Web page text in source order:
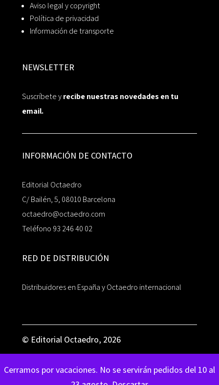
Cerramos por vacaciones. No se servirán pedidos del 10 al
Aviso legal y copyright
Política de privacidad
Información de transporte
NEWSLETTER
Suscríbete yrecibe nuestras novedades en tu
email.
INFORMACIÓN DE CONTACTO
Editorial Octaedro
C/ Bailén, 5, 08010 Barcelona
octaedro@octaedro.com
Teléfono 93 246 40 02
RED DE DISTRIBUCIÓN
Distribuidores en España y Octaedro internacional
© Editorial Octaedro, 2026